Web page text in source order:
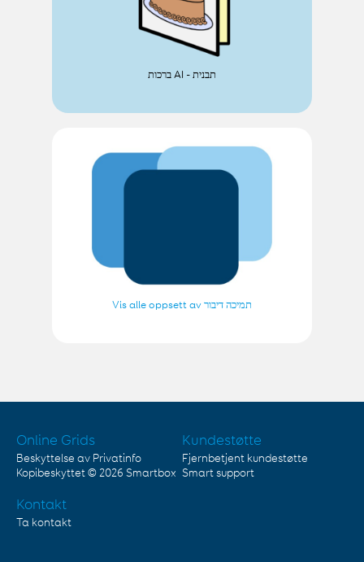
ברכות AI - תבנית
Vis alle oppsett av תמיכה דיבור
Online Grids
Beskyttelse av Privatinfo
Kopibeskyttet © 2026 Smartbox
Kundestøtte
Fjernbetjent kundestøtte
Smart support
Kontakt
Ta kontakt